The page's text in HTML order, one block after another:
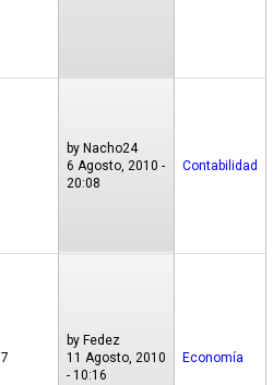
by Nacho24
6 Agosto, 2010 -
20:08
Contabilidad
7
by Fedez
11 Agosto, 2010
- 10:16
Economía